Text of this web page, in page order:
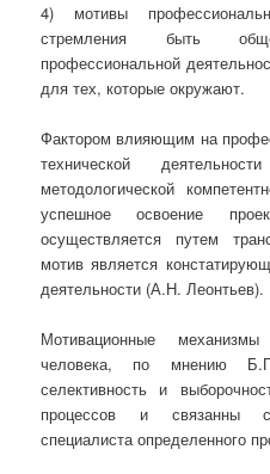
4) мотивы
стремления быть
профессиональной
для тех, которые окружают.
Фактором влияющим на
технической
методологической
успешное освоение
осуществляется путем
мотив является
деятельности (А.Н. Леонтьев).
Мотивационные
человека, по мнению
селективность и
процессов и связанны
специалиста определенного